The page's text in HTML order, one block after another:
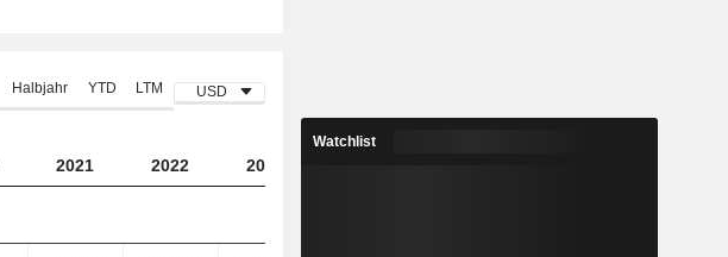
Halbjahr YTD LTM USD
2021 2022 2023
Watchlist